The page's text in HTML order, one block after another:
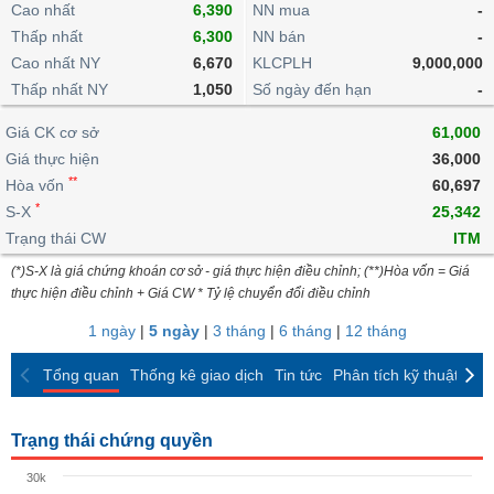
lỗ
Giao
nội
bộ
Niên
giám
Tài
liệu
cổ
đông
Định
giá
Nước
Tự
doanh
Top
cổ
phiếu
Bản
Thống
dịch
dịch
Chứng
quyền
Thống
kê
dịch
Định
Thống
dịch
Tin
tức
Phân
tích
kỹ
thuật
Bảng
trực
tuyến
lọc
cổ
phiếu
sánh
cổ
phiếu
Báo
cáo
phân
Vĩ
mô
lai
Chứng
quyền
Trái
phiếu
doanh
IR
Awards
Dịch
vụ
Cao nhất
6,390
Thấp nhất
6,300
Cao nhất NY
6,670
Thấp nhất NY
1,050
NN mua
-
NN bán
-
KLCPLH
9,000,000
Số ngày đến hạn
-
Giá CK cơ sở
61,000
Giá thực hiện
36,000
Hòa vốn **
60,697
S-X *
25,342
Trạng thái CW
ITM
(*)S-X là giá chứng khoán cơ sở - giá thực hiện điều chỉnh; (**)Hòa vốn = Giá
thực hiện điều chỉnh + Giá CW * Tỷ lệ chuyển đổi điều chỉnh
1 ngày| 5 ngày| 3 tháng | 6 tháng | 12 tháng
Tổng quan Thống kê giao dịch Tin tức Phân tích kỹ thuật
Trạng thái chứng quyền
30k
BẤT
ĐỘNG
SẢN
TÀI
CHÍNH
HÀNG
HÓA
KINH
TẾ